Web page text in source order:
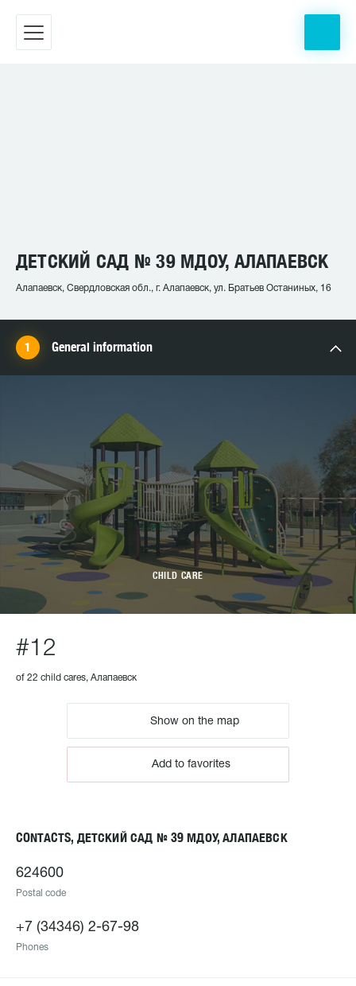
ДЕТСКИЙ САД № 39 МДОУ, АЛАПАЕВСК
Алапаевск, Свердловская обл., г. Алапаевск, ул. Братьев Останиных, 16
General information
CHILD CARE
#12
of 22 child cares, Алапаевск
Show on the map
Add to favorites
CONTACTS, ДЕТСКИЙ САД № 39 МДОУ, АЛАПАЕВСК
624600
Postal code
+7 (34346) 2-67-98
Phones